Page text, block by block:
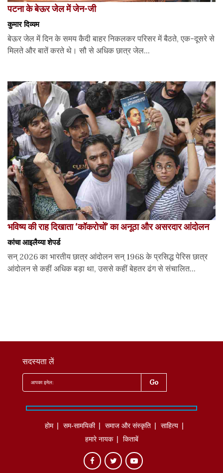
पटना के बेऊर जेल में जेन-जी
कुमार दिव्यम
बेऊर जेल में दिन के समय कैदी बाहर निकलकर परिसर में बैठते, एक-दूसरे से
मिलते और बातें करते थे। सौ से अधिक छात्र जेल...
भविष्य की राह दिखाता ‘कॉकरोचों’ का अनूठा और असरदार आंदोलन
कांचा आइलैय्या शेपर्ड
सन् 2026 का भारतीय छात्र आंदोलन सन् 1968 के प्रसिद्ध पेरिस छात्र
आंदोलन से कहीं अधिक बड़ा था, उससे कहीं बेहतर ढंग से संचालित...
सदस्यता लें
होम सम-सामयिकी समाज और संस्कृति
साहित्‍य
हमारे नायक
किताबें